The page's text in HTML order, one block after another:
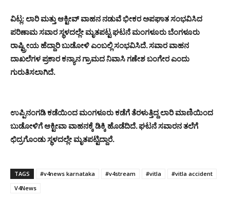
ವಿಟ್ಲ: ಲಾರಿ ಮತ್ತು ಆಕ್ಟೀವ್ ವಾಹನ ನಡುವೆ ಭೀಕರ ಅಪಘಾತ ಸಂಭವಿಸಿದ
ಪರಿಣಾಮ ಸವಾರ ಸ್ಥಳದಲ್ಲೇ ಮೃತಪಟ್ಟ ಘಟನೆ ಮಂಗಳೂರು ಬೆಂಗಳೂರು
ರಾಷ್ಟ್ರೀಯ ಹೆದ್ದಾರಿ ಬುಡೋಳಿ ಎಂಬಲ್ಲಿ ಸಂಭವಿಸಿದೆ. ಸವಾರ ವಾಹನ
ದಾಖಲೆಗಳ ಪ್ರಕಾರ ಕನ್ಯಾನ ಗ್ರಾಮದ ನಿವಾಸಿ ಗಣೇಶ ಬಂಗೇರ ಎಂದು
ಗುರುತಿಸಲಾಗಿದೆ.
ಉಪ್ಪಿನಂಗಡಿ ಕಡೆಯಿಂದ ಮಂಗಳೂರು ಕಡೆಗೆ ತೆರಳುತ್ತಿದ್ದ ಲಾರಿ ಮಾಣಿಯಿಂದ
ಬುಡೋಳಿಗೆ ಆಕ್ಟೀವಾ ವಾಹನಕ್ಕೆ ಡಿಕ್ಕಿ ಹೊಡೆದಿದೆ. ಘಟನೆ ಸವಾರನ ತಲೆಗೆ
ಛಿದ್ರಗೊಂಡು ಸ್ಥಳದಲ್ಲೇ ಮೃತಪಟ್ಟಿದ್ದಾರೆ.
TAGS #v4news karnataka #v4stream #vitla
#vitla accident
V4News